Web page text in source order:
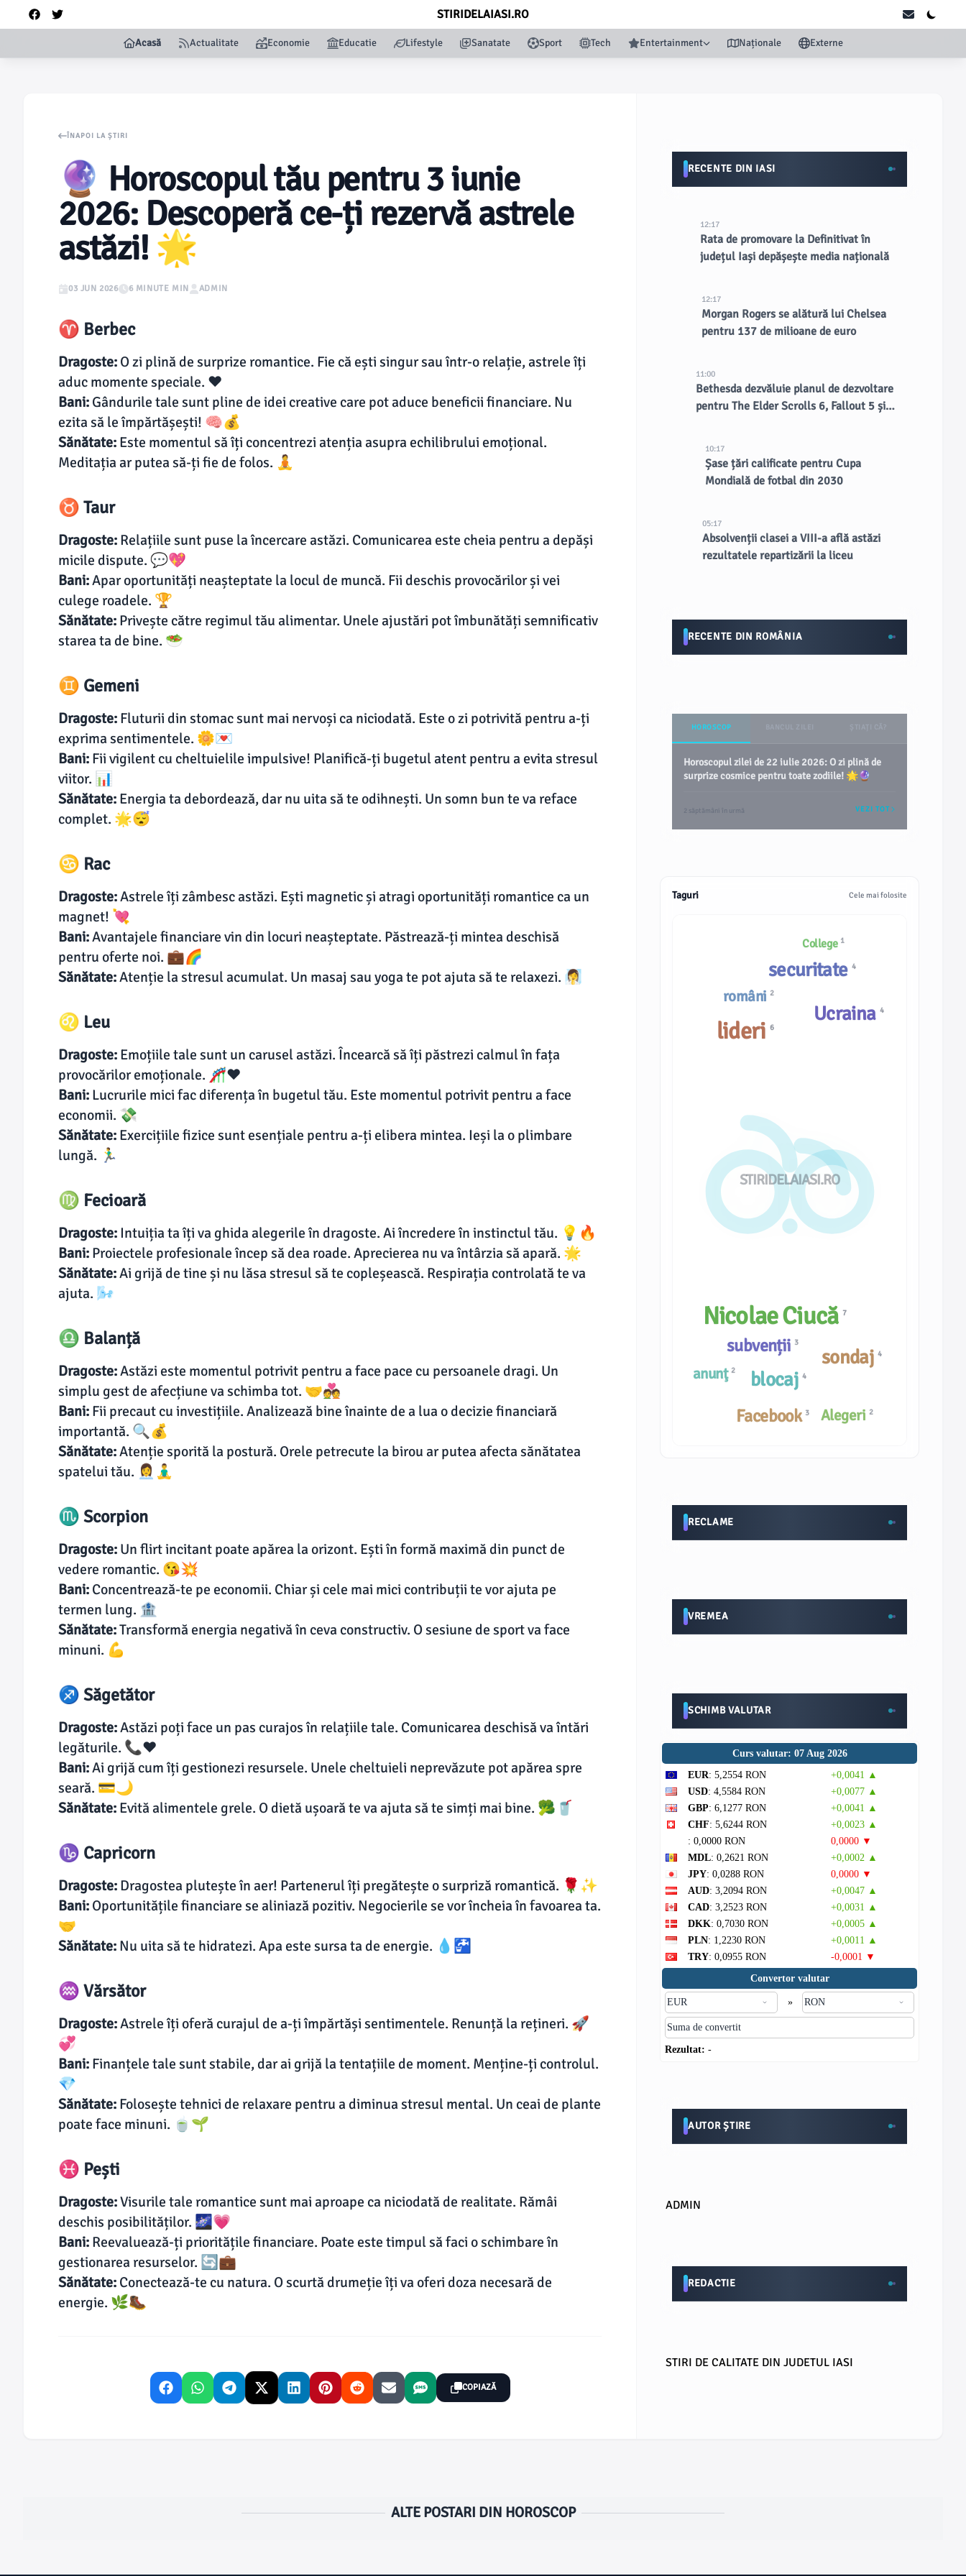
STIRIDELAIASI.RO
Acasă Actualitate Economie Educatie Lifestyle Sanatate Sport Tech Entertainment Naționale Externe
ÎNAPOI LA ȘTIRI
🔮 Horoscopul tău pentru 3 iunie
2026: Descoperă ce-ți rezervă astrele
astăzi! 🌟
03 JUN 2026 6 MINUTE MIN ADMIN
♈ Berbec
Dragoste: O zi plină de surprize romantice. Fie că ești singur sau într-o relație, astrele îți
aduc momente speciale. ❤️
Bani: Gândurile tale sunt pline de idei creative care pot aduce beneficii financiare. Nu
ezita să le împărtășești! 🧠💰
Sănătate: Este momentul să îți concentrezi atenția asupra echilibrului emoțional.
Meditația ar putea să-ți fie de folos. 🧘
♉ Taur
Dragoste: Relațiile sunt puse la încercare astăzi. Comunicarea este cheia pentru a depăși
micile dispute. 💬💖
Bani:Apar oportunități neașteptate la locul de muncă. Fii deschis provocărilor și vei
culege roadele. 🏆
Sănătate: Privește către regimul tău alimentar. Unele ajustări pot îmbunătăți semnificativ
starea ta de bine. 🥗
♊ Gemeni
Dragoste: Fluturii din stomac sunt mai nervoși ca niciodată. Este o zi potrivită pentru a-ți
exprima sentimentele. 🌼💌
Bani: Fii vigilent cu cheltuielile impulsive! Planifică-ți bugetul atent pentru a evita stresul
viitor. 📊
Sănătate: Energia ta debordează, dar nu uita să te odihnești. Un somn bun te va reface
complet. 🌟😴
♋ Rac
Dragoste:Astrele îți zâmbesc astăzi. Ești magnetic și atragi oportunități romantice ca un
magnet! 💘
Bani:Avantajele financiare vin din locuri neașteptate. Păstrează-ți mintea deschisă
pentru oferte noi. 💼🌈
Sănătate:Atenție la stresul acumulat. Un masaj sau yoga te pot ajuta să te relaxezi. 🧖‍♀️
♌ Leu
Dragoste: Emoțiile tale sunt un carusel astăzi. Încearcă să îți păstrezi calmul în fața
provocărilor emoționale. 🎢❤️
Bani: Lucrurile mici fac diferența în bugetul tău. Este momentul potrivit pentru a face
economii. 💸
Sănătate: Exercițiile fizice sunt esențiale pentru a-ți elibera mintea. Ieși la o plimbare
lungă. 🏃‍♂️
♍ Fecioară
Dragoste: Intuiția ta îți va ghida alegerile în dragoste. Ai încredere în instinctul tău. 💡🔥
Bani: Proiectele profesionale încep să dea roade. Aprecierea nu va întârzia să apară. 🌟
Sănătate:Ai grijă de tine și nu lăsa stresul să te copleșească. Respirația controlată te va
ajuta. 🌬️
♎ Balanță
Dragoste:Astăzi este momentul potrivit pentru a face pace cu persoanele dragi. Un
simplu gest de afecțiune va schimba tot. 🤝💑
Bani: Fii precaut cu investițiile. Analizează bine înainte de a lua o decizie financiară
importantă. 🔍💰
Sănătate:Atenție sporită la postură. Orele petrecute la birou ar putea afecta sănătatea
spatelui tău. 👩‍💼🧘‍♂️
♏ Scorpion
Dragoste: Un flirt incitant poate apărea la orizont. Ești în formă maximă din punct de
vedere romantic. 😘💥
Bani: Concentrează-te pe economii. Chiar și cele mai mici contribuții te vor ajuta pe
termen lung. 🏦
Sănătate:Transformă energia negativă în ceva constructiv. O sesiune de sport va face
minuni. 💪
♐ Săgetător
Dragoste:Astăzi poți face un pas curajos în relațiile tale. Comunicarea deschisă va întări
legăturile. 📞❤
Bani:Ai grijă cum îți gestionezi resursele. Unele cheltuieli neprevăzute pot apărea spre
seară. 💳🌙
Sănătate: Evită alimentele grele. O dietă ușoară te va ajuta să te simți mai bine. 🥦🥤
♑ Capricorn
Dragoste: Dragostea plutește în aer! Partenerul îți pregătește o surpriză romantică. 🌹✨
Bani: Oportunitățile financiare se aliniază pozitiv. Negocierile se vor încheia în favoarea ta.
🤝
Sănătate: Nu uita să te hidratezi. Apa este sursa ta de energie. 💧🚰
♒ Vărsător
Dragoste:Astrele îți oferă curajul de a-ți împărtăși sentimentele. Renunță la rețineri. 🚀
💞
Bani: Finanțele tale sunt stabile, dar ai grijă la tentațiile de moment. Menține-ți controlul.
💎
Sănătate: Folosește tehnici de relaxare pentru a diminua stresul mental. Un ceai de plante
poate face minuni. 🍵🌱
♓ Pești
Dragoste:Visurile tale romantice sunt mai aproape ca niciodată de realitate. Rămâi
deschis posibilităților. 🌌💗
Bani: Reevaluează-ți prioritățile financiare. Poate este timpul să faci o schimbare în
gestionarea resurselor. 🔄💼
Sănătate: Conectează-te cu natura. O scurtă drumeție îți va oferi doza necesară de
energie. 🌿🥾
COPIAZĂ
RECENTE DIN IASI
12:17
Rata de promovare la Definitivat în
județul Iași depășește media națională
12:17
Morgan Rogers se alătură lui Chelsea
pentru 137 de milioane de euro
11:00
Bethesda dezvăluie planul de dezvoltare
pentru The Elder Scrolls 6, Fallout 5 și
10:17
Șase țări calificate pentru Cupa
Mondială de fotbal din 2030
05:17
Absolvenții clasei a VIII-a află astăzi
rezultatele repartizării la liceu
RECENTE DIN ROMÂNIA
HOROSCOP
Horoscopul zilei de 22 iulie 2026: O zi plină de
surprize cosmice pentru toate zodiile! 🌟🔮
2 săptămâni în urmă VEZI TOT
Taguri Cele mai folosite
STIRIDELAIASI.RO
români 2
College 1
subvenții 3
Facebook 3
anunţ 2
Ucraina 4
sondaj4
Alegeri 2
Nicolae Ciucă7
lideri6
blocaj4
securitate 4
RECLAME
VREMEA
SCHIMB VALUTAR
Curs valutar: 07 Aug 2026
EUR: 5,2554 RON
+0,0041 ▲
USD: 4,5584 RON
+0,0077 ▲
GBP: 6,1277 RON
+0,0041 ▲
CHF: 5,6244 RON
+0,0023 ▲
: 0,0000 RON
0,0000 ▼
MDL: 0,2621 RON
+0,0002 ▲
JPY: 0,0288 RON
0,0000 ▼
AUD: 3,2094 RON
+0,0047 ▲
CAD: 3,2523 RON
+0,0031 ▲
DKK: 0,7030 RON
+0,0005 ▲
PLN: 1,2230 RON
+0,0011 ▲
TRY: 0,0955 RON
-0,0001 ▼
Convertor valutar
»
Rezultat: -
AUTOR ȘTIRE
ADMIN
REDACTIE
STIRI DE CALITATE DIN JUDETUL IASI
ALTE POSTARI DIN HOROSCOP